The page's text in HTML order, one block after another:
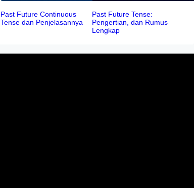
Past Future Continuous
Tense dan Penjelasannya
Past Future Tense:
Pengertian, dan Rumus
Lengkap